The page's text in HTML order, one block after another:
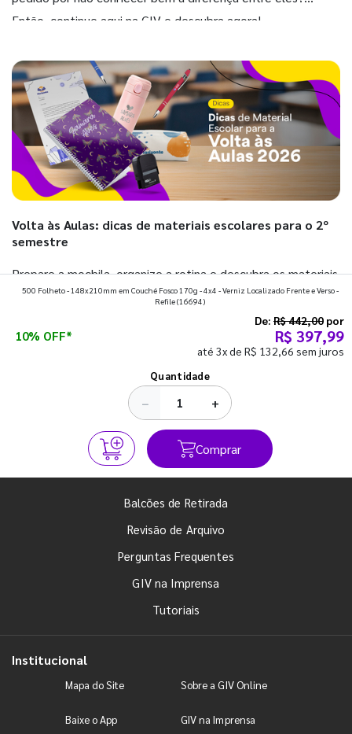
Então, continue aqui na GIV e descubra agora!
Volta às Aulas: dicas de materiais escolares para o 2º
semestre
Prepare a mochila, organize a rotina e descubra os materiais
que fazem toda diferença para começar o segundo
500 Folheto - 148x210mm em Couché Fosco 170g - 4x4 - Verniz Localizado Frente e Verso -
Refile(16694)
10% OFF*
De: R$ 442,00 por
R$ 397,99
até 3x de R$ 132,66 sem juros
Quantidade
− +
Comprar
Balcões de Retirada
Revisão de Arquivo
Perguntas Frequentes
GIV na Imprensa
Tutoriais
Institucional
Mapa do Site Sobre a GIV Online
Baixe o App GIV na Imprensa